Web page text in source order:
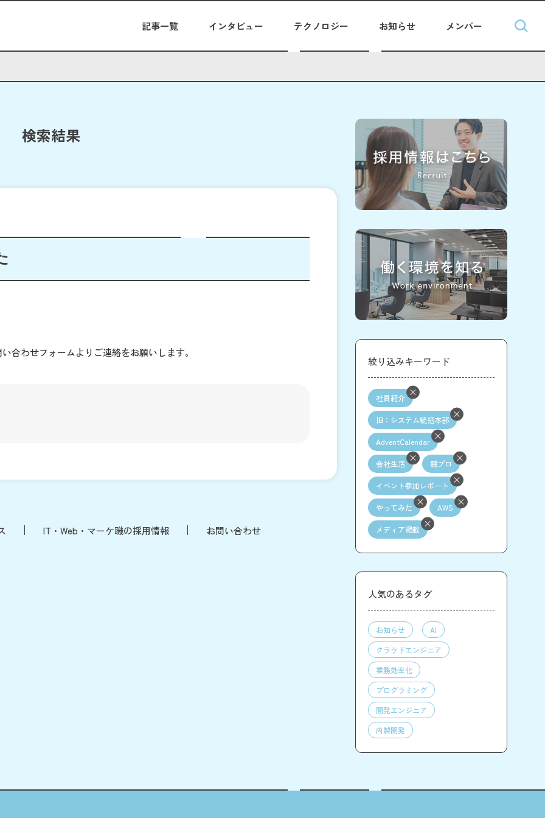
記事一覧 インタビュー テクノロジー お知らせ メンバー
検索結果
合わせフォームよりご連絡をお願いします。
IT・Web・マーケ職の採用情報 お問い合わせ
絞り込みキーワード
社員紹介
旧：システム統括本部
AdventCalendar
会社生活 競プロ
イベント参加レポート
やってみた AWS
メディア掲載
人気のあるタグ
お知らせ
AI
クラウドエンジニア
業務効率化
プログラミング
開発エンジニア
内製開発